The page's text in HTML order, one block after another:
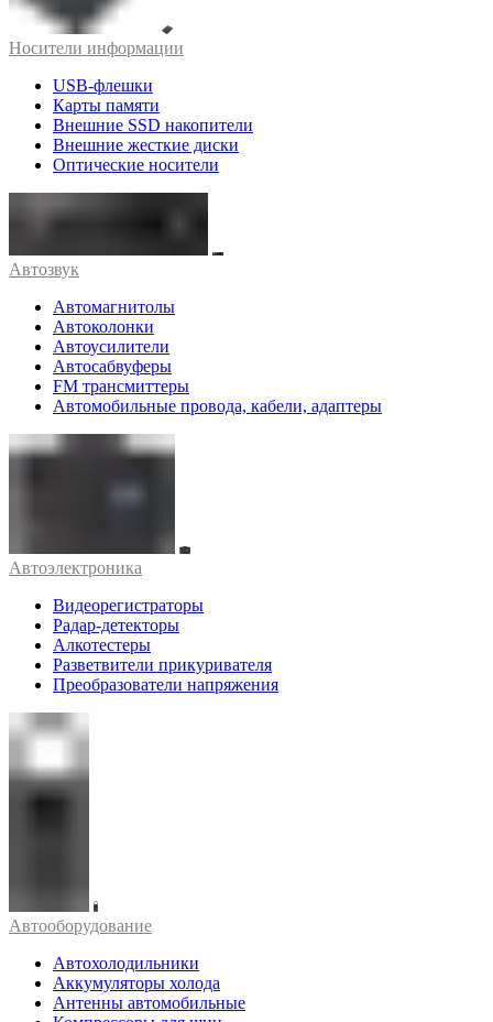
Носители информации
USB-флешки
Карты памяти
Внешние SSD накопители
Внешние жесткие диски
Оптические носители
Автозвук
Автомагнитолы
Автоколонки
Автоусилители
Автосабвуферы
FM трансмиттеры
Автомобильные провода, кабели, адаптеры
Автоэлектроника
Видеорегистраторы
Радар-детекторы
Алкотестеры
Разветвители прикуривателя
Преобразователи напряжения
Автооборудование
Автохолодильники
Аккумуляторы холода
Антенны автомобильные